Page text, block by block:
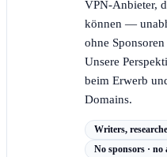
VPN-Anbieter,
können —
ohne
Unsere
beim Erwerb
Domains.
Writers,
No sponsors ·